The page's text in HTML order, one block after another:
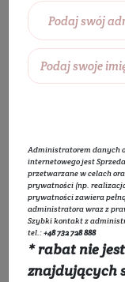
Balsam
Administratorem danych
internetowego jest
przetwarzane w celach
prywatności (np.
prywatnościzawiera
administratora wraz z
Szybki kontakt z
tel.:+48 732 728 888
* rabat nie
znajdujących